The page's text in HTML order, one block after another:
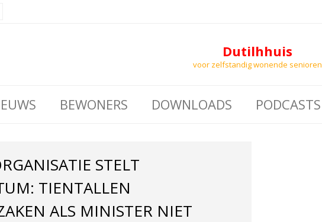
Dutilhhuis
voor zelfstandig wonende senioren
BEWONERS DOWNLOADS PODCASTS
STELT
TIENTALLEN
ALS MINISTER NIET